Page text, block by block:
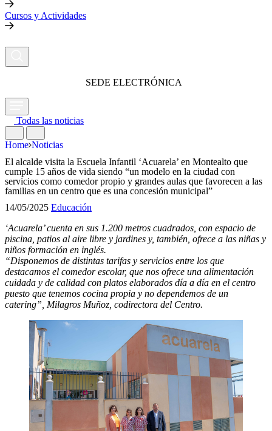
Cursos y Actividades
SEDE ELECTRÓNICA
Todas las noticias
Home Noticias
El alcalde visita la Escuela Infantil ‘Acuarela’ en Montealto que
cumple 15 años de vida siendo “un modelo en la ciudad con
servicios como comedor propio y grandes aulas que favorecen a las
familias en un centro que es una concesión municipal”
14/05/2025 Educación
‘Acuarela’ cuenta en sus 1.200 metros cuadrados, con espacio de
piscina, patios al aire libre y jardines y, también, ofrece a las niñas y
niños formación en inglés.
“Disponemos de distintas tarifas y servicios entre los que
destacamos el comedor escolar, que nos ofrece una alimentación
cuidada y de calidad con platos elaborados día a día en el centro
puesto que tenemos cocina propia y no dependemos de un
catering”, Milagros Muñoz, codirectora del Centro.